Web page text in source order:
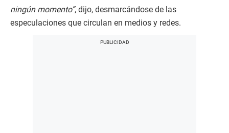
ningún momento”, dijo, desmarcándose de las
especulaciones que circulan en medios y redes.